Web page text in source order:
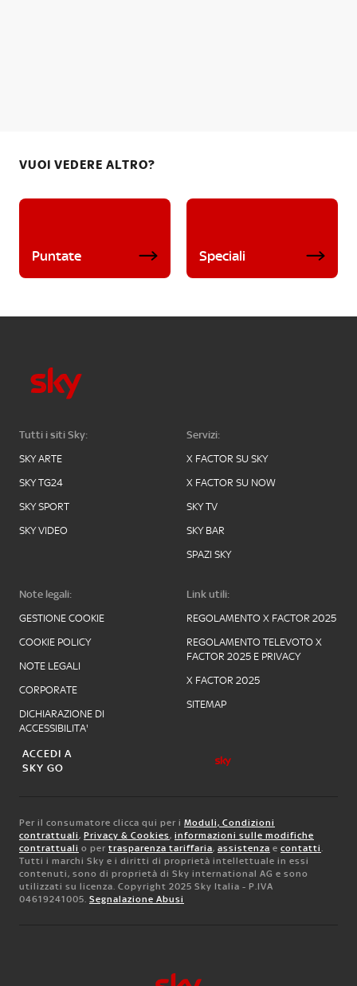
VUOI VEDERE ALTRO?
Puntate Speciali
Tutti i siti Sky:
SKY ARTE
SKY TG24
SKY SPORT
SKY VIDEO
Servizi:
X FACTOR SU SKY
X FACTOR SU NOW
SKY TV
SKY BAR
SPAZI SKY
Note legali:
GESTIONE COOKIE
COOKIE POLICY
NOTE LEGALI
CORPORATE
DICHIARAZIONE DI
ACCESSIBILITA'
Link utili:
REGOLAMENTO X FACTOR 2025
REGOLAMENTO TELEVOTO X
FACTOR 2025 E PRIVACY
X FACTOR 2025
SITEMAP
ACCEDI A
SKY GO
Per il consumatore clicca qui per i Moduli, Condizioni
contrattuali, Privacy & Cookies, informazioni sulle modifiche
contrattuali o per trasparenza tariffaria, assistenza e contatti.
Tutti i marchi Sky e i diritti di proprietà intellettuale in essi
contenuti, sono di proprietà di Sky international AG e sono
utilizzati su licenza. Copyright 2025 Sky Italia - P.IVA
04619241005. Segnalazione Abusi